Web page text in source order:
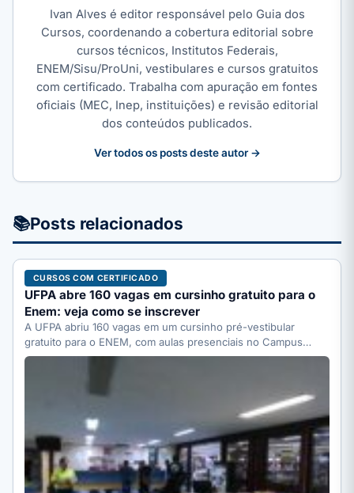
Ivan Alves é editor responsável pelo Guia dos
Cursos, coordenando a cobertura editorial sobre
cursos técnicos, Institutos Federais,
ENEM/Sisu/ProUni, vestibulares e cursos gratuitos
com certificado. Trabalha com apuração em fontes
oficiais (MEC, Inep, instituições) e revisão editorial
dos conteúdos publicados.
Ver todos os posts deste autor →
📚Posts relacionados
CURSOS COM CERTIFICADO
UFPA abre 160 vagas em cursinho gratuito para o
Enem: veja como se inscrever
A UFPA abriu 160 vagas em um cursinho pré-vestibular
gratuito para o ENEM, com aulas presenciais no Campus…